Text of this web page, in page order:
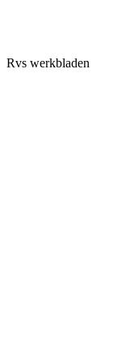
Rvs werkbladen